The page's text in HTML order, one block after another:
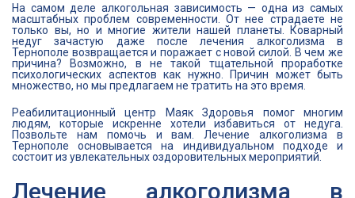
На самом деле алкогольная зависимость — одна из самых
масштабных проблем современности. От нее страдаете не
только вы, но и многие жители нашей планеты. Коварный
недуг зачастую даже после лечения алкоголизма в
Тернополе возвращается и поражает с новой силой. В чем же
причина? Возможно, в не такой тщательной проработке
психологических аспектов как нужно. Причин может быть
множество, но мы предлагаем не тратить на это время.
Реабилитационный центр Маяк Здоровья помог многим
людям, которые искренне хотели избавиться от недуга.
Позвольте нам помочь и вам. Лечение алкоголизма в
Тернополе основывается на индивидуальном подходе и
состоит из увлекательных оздоровительных мероприятий.
Лечение алкоголизма в